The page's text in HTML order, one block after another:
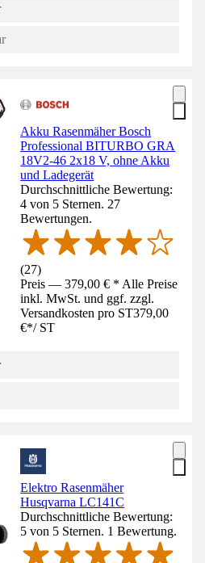
Akku Rasenmäher Bosch
Professional BITURBO GRA
18V2-46 2x18 V, ohne Akku
und Ladegerät
Durchschnittliche Bewertung:
4 von 5 Sternen. 27
Bewertungen.
(27)
Preis — 379,00 € * Alle Preise
inkl. MwSt. und ggf. zzgl.
Versandkosten pro ST379,00
€*/ ST
Elektro Rasenmäher
Husqvarna LC141C
Durchschnittliche Bewertung:
5 von 5 Sternen. 1 Bewertung.